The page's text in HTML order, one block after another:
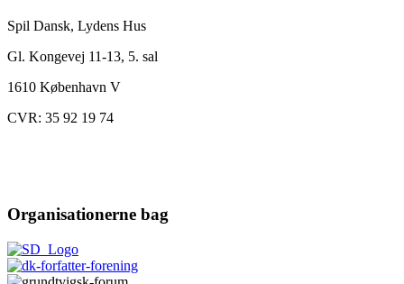
Spil Dansk, Lydens Hus
Gl. Kongevej 11-13, 5. sal
1610 København V
CVR: 35 92 19 74
Organisationerne bag